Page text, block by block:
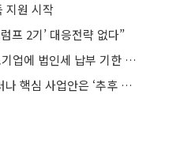
지원 시작
프 2기’ 대응전략 없다”
매출 감소 1만6000개 수출 중소기업에 법인세 납부 기한 연장
싸이월드, 10월 부활 예고…그러나 핵심 사업안은 ‘추후 공개’